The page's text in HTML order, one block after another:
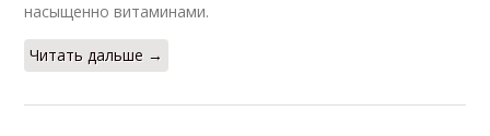
насыщенно витаминами.
Читать дальше →